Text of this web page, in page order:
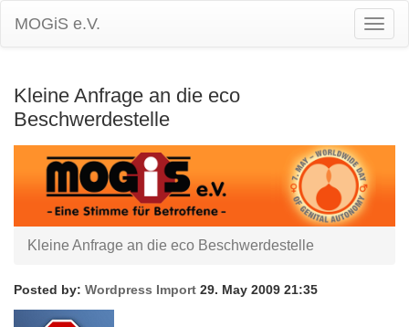
MOGiS e.V.
Kleine Anfrage an die eco
Beschwerdestelle
Kleine Anfrage an die eco Beschwerdestelle
Posted by: Wordpress Import 29. May 2009 21:35